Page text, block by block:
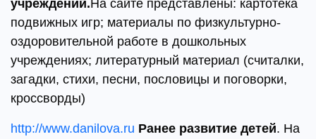
учреждений.На сайте представлены: картотека
подвижных игр; материалы по физкультурно-
оздоровительной работе в дошкольных
учреждениях; литературный материал (считалки,
загадки, стихи, песни, пословицы и поговорки,
кроссворды)
http://www.danilova.ru Ранее развитие детей. На